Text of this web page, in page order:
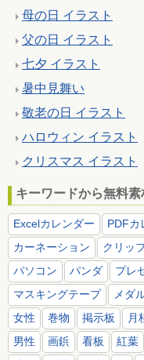
母の日 イラスト
父の日 イラスト
七夕 イラスト
暑中見舞い
敬老の日 イラスト
ハロウィン イラスト
クリスマス イラスト
キーワードから無料
Excelカレンダー PDFカ
カーネーション
クリッ
パソコン
パンダ プレ
マスキングテープ
メダ
女性
巻物 掲示板 月
男性
画鋲 看板 紅葉